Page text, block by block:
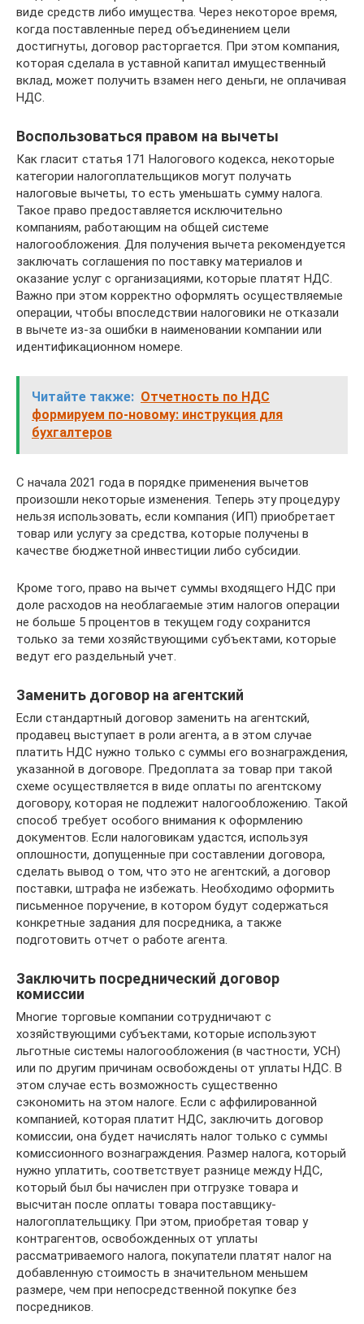
виде средств либо имущества. Через некоторое время,
когда поставленные перед объединением цели
достигнуты, договор расторгается. При этом компания,
которая сделала в уставной капитал имущественный
вклад, может получить взамен него деньги, не оплачивая
НДС.
Воспользоваться правом на вычеты
Как гласит статья 171 Налогового кодекса, некоторые
категории налогоплательщиков могут получать
налоговые вычеты, то есть уменьшать сумму налога.
Такое право предоставляется исключительно
компаниям, работающим на общей системе
налогообложения. Для получения вычета рекомендуется
заключать соглашения по поставку материалов и
оказание услуг с организациями, которые платят НДС.
Важно при этом корректно оформлять осуществляемые
операции, чтобы впоследствии налоговики не отказали
в вычете из-за ошибки в наименовании компании или
идентификационном номере.
Читайте также: Отчетность по НДС
формируем по-новому: инструкция для
бухгалтеров
С начала 2021 года в порядке применения вычетов
произошли некоторые изменения. Теперь эту процедуру
нельзя использовать, если компания (ИП) приобретает
товар или услугу за средства, которые получены в
качестве бюджетной инвестиции либо субсидии.
Кроме того, право на вычет суммы входящего НДС при
доле расходов на необлагаемые этим налогов операции
не больше 5 процентов в текущем году сохранится
только за теми хозяйствующими субъектами, которые
ведут его раздельный учет.
Заменить договор на агентский
Если стандартный договор заменить на агентский,
продавец выступает в роли агента, а в этом случае
платить НДС нужно только с суммы его вознаграждения,
указанной в договоре. Предоплата за товар при такой
схеме осуществляется в виде оплаты по агентскому
договору, которая не подлежит налогообложению. Такой
способ требует особого внимания к оформлению
документов. Если налоговикам удастся, используя
оплошности, допущенные при составлении договора,
сделать вывод о том, что это не агентский, а договор
поставки, штрафа не избежать. Необходимо оформить
письменное поручение, в котором будут содержаться
конкретные задания для посредника, а также
подготовить отчет о работе агента.
Заключить посреднический договор
комиссии
Многие торговые компании сотрудничают с
хозяйствующими субъектами, которые используют
льготные системы налогообложения (в частности, УСН)
или по другим причинам освобождены от уплаты НДС. В
этом случае есть возможность существенно
сэкономить на этом налоге. Если с аффилированной
компанией, которая платит НДС, заключить договор
комиссии, она будет начислять налог только с суммы
комиссионного вознаграждения. Размер налога, который
нужно уплатить, соответствует разнице между НДС,
который был бы начислен при отгрузке товара и
высчитан после оплаты товара поставщику-
налогоплательщику. При этом, приобретая товар у
контрагентов, освобожденных от уплаты
рассматриваемого налога, покупатели платят налог на
добавленную стоимость в значительном меньшем
размере, чем при непосредственной покупке без
посредников.